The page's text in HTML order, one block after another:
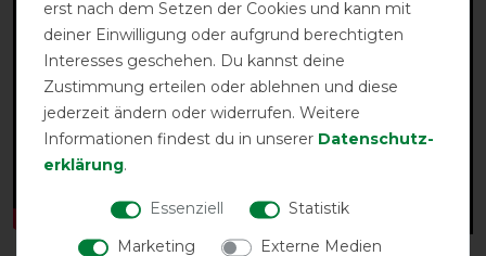
erst nach dem Setzen der Cookies und kann mit
deiner Einwilligung oder aufgrund berechtigten
Interesses geschehen. Du kannst deine
Zustimmung erteilen oder ablehnen und diese
jederzeit ändern oder widerrufen. Weitere
Informationen findest du in unserer Daten­schutz­
erklärung.
Essenziell
Statistik
Marketing
Externe Medien